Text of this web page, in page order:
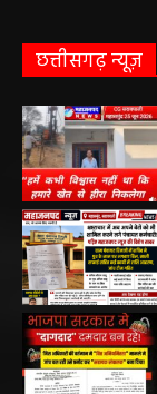
छत्तीसगढ़ न्यूज़